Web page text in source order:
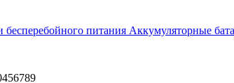
бесперебойного питания Аккумуляторные